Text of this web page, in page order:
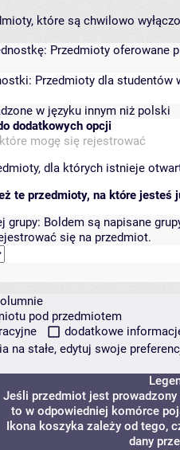
które są chwilowo
Przedmioty oferowane
Przedmioty dla studentów
w języku innym niż polski
dodatkowych opcji
mogę się rejestrować
dla których istnieje
te przedmioty, na które jesteś
grupy: Boldem są napisane
się na przedmiot.
pod przedmiotem
dodatkowe
na stałe, edytuj swoje
Jeśli przedmiot jest
to w odpowiedniej komórce
Ikona koszyka zależy od tego,
dany